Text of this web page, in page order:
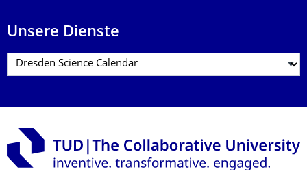
Unsere Dienste